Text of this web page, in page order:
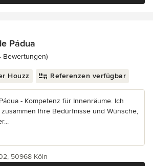
Pádua
4.8 von 5 Sternen
Bewertungen)
Houzz Referenzen verfügbar
- Kompetenz für Innenräume. Ich
Ihre Bedürfnisse und Wünsche,
50968 Köln